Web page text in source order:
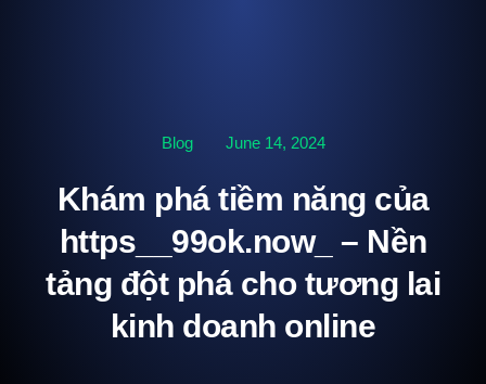
Blog June 14, 2024
Khám phá tiềm năng của
https__99ok.now_ – Nền
tảng đột phá cho tương lai
kinh doanh online